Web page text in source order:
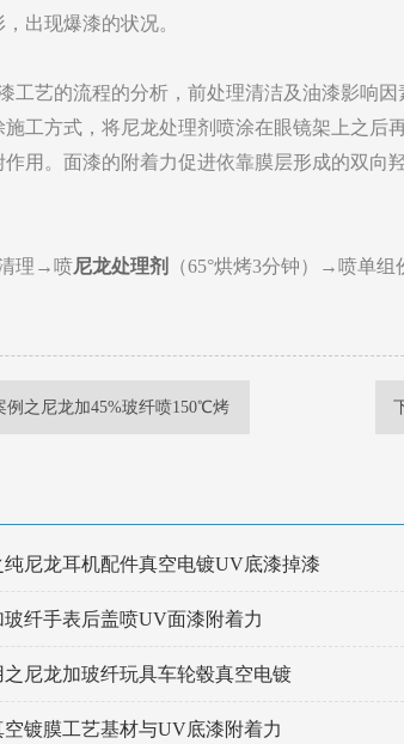
出现爆漆的状况。
工艺的流程的分析，前处理清洁及油漆影响
工方式，将尼龙处理剂喷涂在眼镜架上之后
用。面漆的附着力促进依靠膜层形成的双向
理→喷尼龙处理剂
（65°烘烤3分钟）→喷单
例之尼龙加45%玻纤喷150℃烤
尼龙耳机配件真空电镀UV底漆掉漆
纤手表后盖喷UV面漆附着力
尼龙加玻纤玩具车轮毂真空电镀
镀膜工艺基材与UV底漆附着力